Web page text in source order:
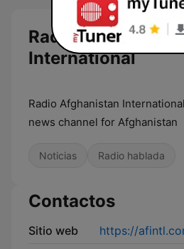
Radio Afghanistan
International
Radio Afghanistan
news channel for Afghanistan
Noticias Radio hablada
Contactos
Sitio web
https://